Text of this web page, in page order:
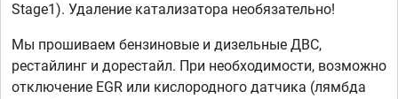
Stage1). Удаление катализатора необязательно!
Мы прошиваем бензиновые и дизельные ДВС,
рестайлинг и дорестайл. При необходимости, возможно
отключение EGR или кислородного датчика (лямбда